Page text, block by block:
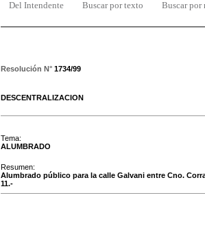
Del Intendente Buscar por texto Buscar por
Resolución N° 1734/99
DESCENTRALIZACION
Tema:
ALUMBRADO
Resumen:
Alumbrado público para la calle Galvani entre Cno.
11.-